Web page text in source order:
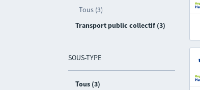
Tous (3)
Transport public collectif (3)
SOUS-TYPE
Tous (3)